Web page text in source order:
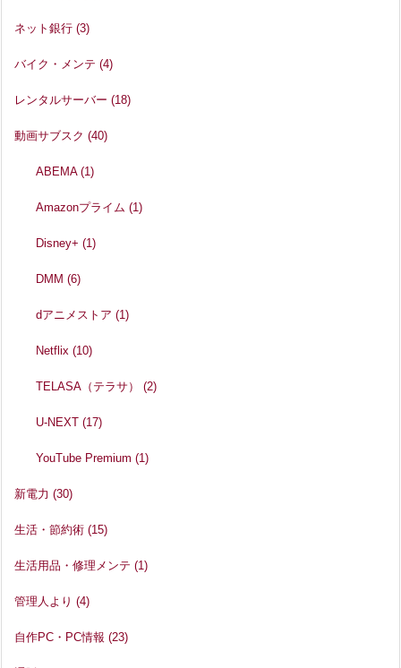
ネット銀行 (3)
バイク・メンテ (4)
レンタルサーバー (18)
動画サブスク (40)
ABEMA(1)
Amazonプライム(1)
Disney+(1)
DMM(6)
dアニメストア(1)
Netflix(10)
TELASA（テラサ）(2)
U-NEXT(17)
YouTube Premium(1)
新電力 (30)
生活・節約術 (15)
生活用品・修理メンテ (1)
管理人より (4)
自作PC・PC情報 (23)